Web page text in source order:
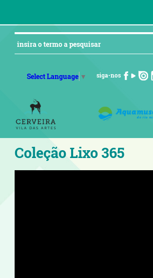
Select Language ▼ siga-nos
Coleção Lixo 365